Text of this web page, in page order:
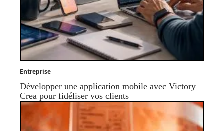
Entreprise
Développer une application mobile avec Victory
Crea pour fidéliser vos clients